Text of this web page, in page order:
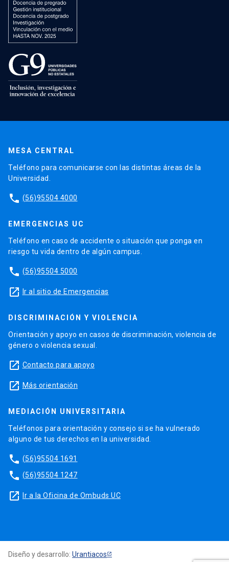
MESA CENTRAL
Teléfono para comunicarse con las distintas áreas de la
Universidad.
phone (56)95504 4000
EMERGENCIAS UC
Teléfono en caso de accidente o situación que ponga en
riesgo tu vida dentro de algún campus.
phone (56)95504 5000
launch Ir al sitio de Emergencias
DISCRIMINACIÓN Y VIOLENCIA
Orientación y apoyo en casos de discriminación, violencia de
género o violencia sexual.
launch Contacto para apoyo
launch Más orientación
MEDIACIÓN UNIVERSITARIA
Teléfonos para orientación y consejo si se ha vulnerado
alguno de tus derechos en la universidad.
phone (56)95504 1691
phone (56)95504 1247
launch Ir a la Oficina de Ombuds UC
Diseño y desarrollo: Urantiacos